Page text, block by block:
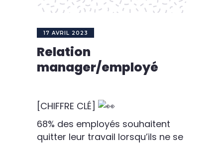
17 AVRIL 2023
Relation
manager/employé
[CHIFFRE CLÉ]
68% des employés souhaitent
quitter leur travail lorsqu’ils ne se